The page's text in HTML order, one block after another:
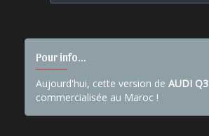
Pour info...
Aujourd'hui, cette version de AUDI Q3
commercialisée au Maroc !